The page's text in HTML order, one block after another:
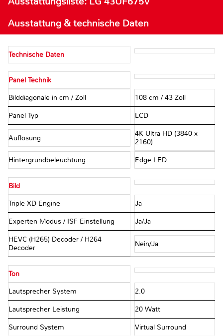
Ausstattung & technische Daten
Technische Daten
Panel Technik
Bilddiagonale in cm / Zoll 108 cm / 43 Zoll
Panel Typ LCD
Auflösung
4K Ultra HD (3840 x
2160)
Hintergrundbeleuchtung Edge LED
Bild
Triple XD Engine Ja
Experten Modus / ISF Einstellung Ja/Ja
HEVC (H265) Decoder / H264
Decoder
Nein/Ja
Ton
Lautsprecher System 2.0
Lautsprecher Leistung 20 Watt
Surround System Virtual Surround